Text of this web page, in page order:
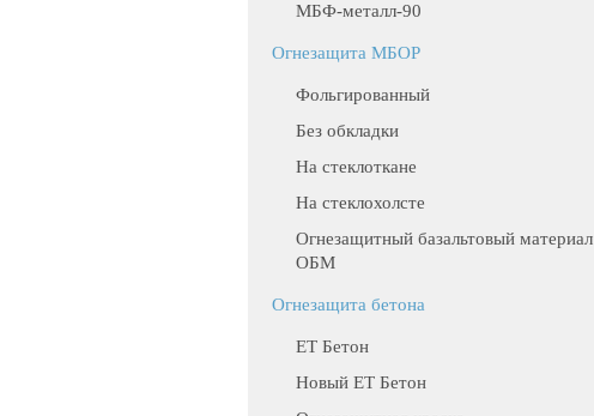
МБФ-металл-90
Огнезащита МБОР
Фольгированный
Без обкладки
На стеклоткане
На стеклохолсте
Огнезащитный базальтовый материал
ОБМ
Огнезащита бетона
ЕТ Бетон
Новый ЕТ Бетон